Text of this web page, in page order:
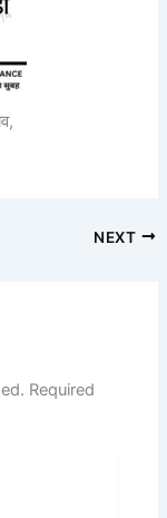
NEXT
Required